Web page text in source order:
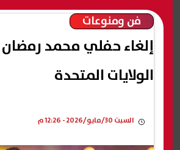
فن ومنوعات
إلغاء حفلي محمد
الولايات المتحدة
السبت 30/مايو/2026 - 12:26 م